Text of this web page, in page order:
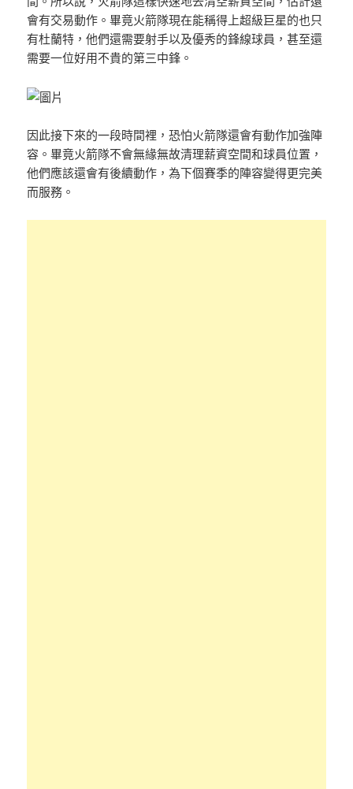
會有交易動作。畢竟火箭隊現在能稱得上超級巨星的也只
有杜蘭特，他們還需要射手以及優秀的鋒線球員，甚至還
需要一位好用不貴的第三中鋒。
因此接下來的一段時間裡，恐怕火箭隊還會有動作加強陣
容。畢竟火箭隊不會無緣無故清理薪資空間和球員位置，
他們應該還會有後續動作，為下個賽季的陣容變得更完美
而服務。